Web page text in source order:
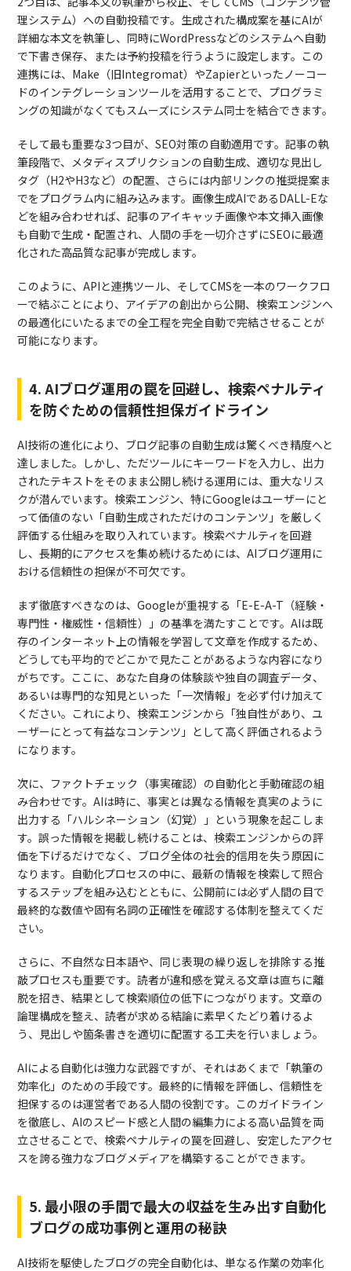
理システム）への自動投稿です。生成された構成案を基にAIが
詳細な本文を執筆し、同時にWordPressなどのシステムへ自動
で下書き保存、または予約投稿を行うように設定します。この
連携には、Make（旧Integromat）やZapierといったノーコー
ドのインテグレーションツールを活用することで、プログラミ
ングの知識がなくてもスムーズにシステム同士を結合できます。
そして最も重要な3つ目が、SEO対策の自動適用です。記事の執
筆段階で、メタディスプリクションの自動生成、適切な見出し
タグ（H2やH3など）の配置、さらには内部リンクの推奨提案ま
でをプログラム内に組み込みます。画像生成AIであるDALL-Eな
どを組み合わせれば、記事のアイキャッチ画像や本文挿入画像
も自動で生成・配置され、人間の手を一切介さずにSEOに最適
化された高品質な記事が完成します。
このように、APIと連携ツール、そしてCMSを一本のワークフロ
ーで結ぶことにより、アイデアの創出から公開、検索エンジンへ
の最適化にいたるまでの全工程を完全自動で完結させることが
可能になります。
4. AIブログ運用の罠を回避し、検索ペナルティ
を防ぐための信頼性担保ガイドライン
AI技術の進化により、ブログ記事の自動生成は驚くべき精度へと
達しました。しかし、ただツールにキーワードを入力し、出力
されたテキストをそのまま公開し続ける運用には、重大なリス
クが潜んでいます。検索エンジン、特にGoogleはユーザーにと
って価値のない「自動生成されただけのコンテンツ」を厳しく
評価する仕組みを取り入れています。検索ペナルティを回避
し、長期的にアクセスを集め続けるためには、AIブログ運用に
おける信頼性の担保が不可欠です。
まず徹底すべきなのは、Googleが重視する「E-E-A-T（経験・
専門性・権威性・信頼性）」の基準を満たすことです。AIは既
存のインターネット上の情報を学習して文章を作成するため、
どうしても平均的でどこかで見たことがあるような内容になり
がちです。ここに、あなた自身の体験談や独自の調査データ、
あるいは専門的な知見といった「一次情報」を必ず付け加えて
ください。これにより、検索エンジンから「独自性があり、ユ
ーザーにとって有益なコンテンツ」として高く評価されるよう
になります。
次に、ファクトチェック（事実確認）の自動化と手動確認の組
み合わせです。AIは時に、事実とは異なる情報を真実のように
出力する「ハルシネーション（幻覚）」という現象を起こしま
す。誤った情報を掲載し続けることは、検索エンジンからの評
価を下げるだけでなく、ブログ全体の社会的信用を失う原因に
なります。自動化プロセスの中に、最新の情報を検索して照合
するステップを組み込むとともに、公開前には必ず人間の目で
最終的な数値や固有名詞の正確性を確認する体制を整えてくだ
さい。
さらに、不自然な日本語や、同じ表現の繰り返しを排除する推
敲プロセスも重要です。読者が違和感を覚える文章は直ちに離
脱を招き、結果として検索順位の低下につながります。文章の
論理構成を整え、読者が求める結論に素早くたどり着けるよ
う、見出しや箇条書きを適切に配置する工夫を行いましょう。
AIによる自動化は強力な武器ですが、それはあくまで「執筆の
効率化」のための手段です。最終的に情報を評価し、信頼性を
担保するのは運営者である人間の役割です。このガイドライン
を徹底し、AIのスピード感と人間の編集力による高い品質を両
立させることで、検索ペナルティの罠を回避し、安定したアクセ
スを誇る強力なブログメディアを構築することができます。
5. 最小限の手間で最大の収益を生み出す自動化
ブログの成功事例と運用の秘訣
AI技術を駆使したブログの完全自動化は、単なる作業の効率化